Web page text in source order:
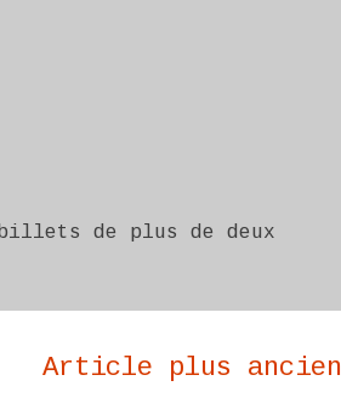
billets de plus de deux
Article plus ancien